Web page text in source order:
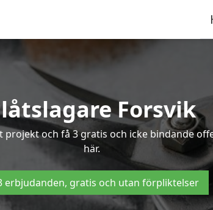
Forsvik
och få 3 gratis och icke bindande
här.
erbjudanden, gratis och utan förpliktelser